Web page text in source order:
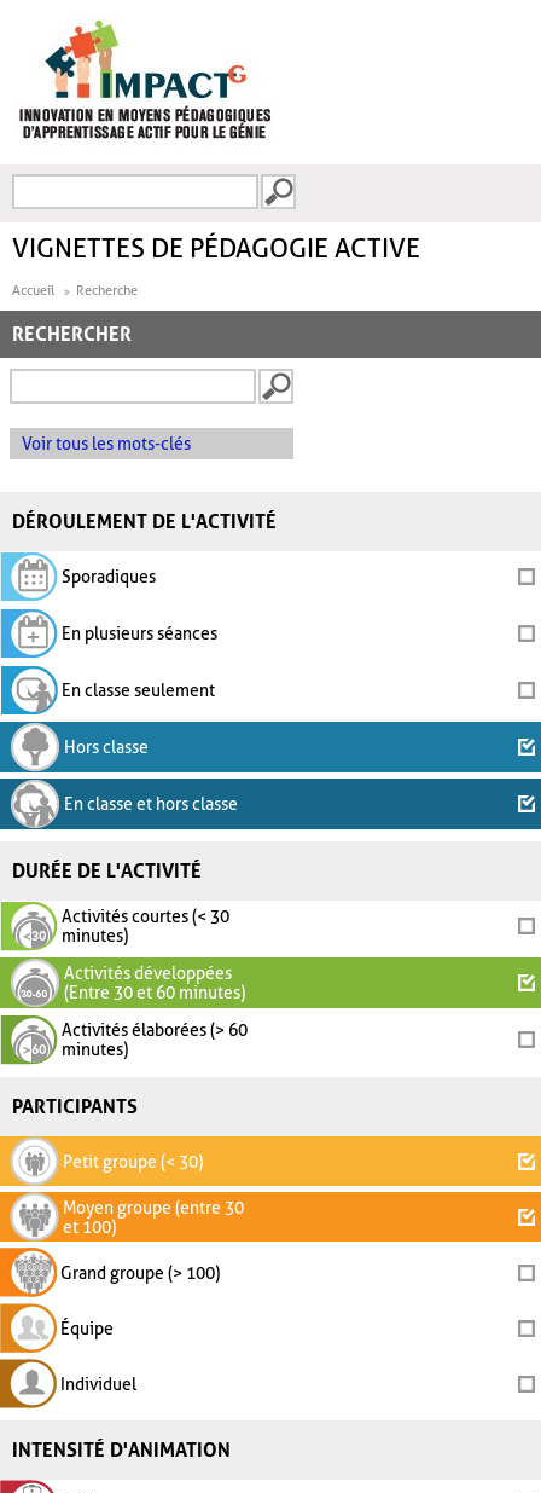
FORMULAIRE DE
VIGNETTES DE PÉDAGOGIE ACTIVE
Accueil Recherche
RECHERCHER
Voir tous les mots-clés
DÉROULEMENT DE L'ACTIVITÉ
Sporadiques
En plusieurs séances
En classe seulement
Hors classe
En classe et hors classe
DURÉE DE L'ACTIVITÉ
Activités courtes (< 30
minutes)
Activités développées
(Entre 30 et 60 minutes)
Activités élaborées (> 60
minutes)
PARTICIPANTS
Petit groupe (< 30)
Moyen groupe (entre 30
et 100)
Grand groupe (> 100)
Équipe
Individuel
INTENSITÉ D'ANIMATION